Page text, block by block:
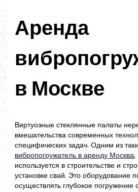
Аренда
в Москве
Виртуозные стеклянные палаты
вмешательства современных
специфических задач. Одним из
вибропогружатель в аренду Москва,
используется в строительстве и
установке свай. Это оборудование
осуществлять глубокое погружение